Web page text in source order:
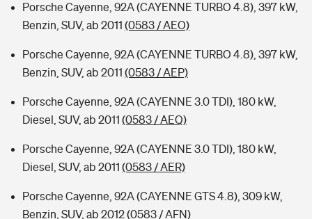
Porsche Cayenne, 92A (CAYENNE TURBO 4.8), 397 kW,
Benzin, SUV, ab 2011 (0583 / AEO)
Porsche Cayenne, 92A (CAYENNE TURBO 4.8), 397 kW,
Benzin, SUV, ab 2011 (0583 / AEP)
Porsche Cayenne, 92A (CAYENNE 3.0 TDI), 180 kW,
Diesel, SUV, ab 2011 (0583 / AEQ)
Porsche Cayenne, 92A (CAYENNE 3.0 TDI), 180 kW,
Diesel, SUV, ab 2011 (0583 / AER)
Porsche Cayenne, 92A (CAYENNE GTS 4.8), 309 kW,
Benzin, SUV, ab 2012(0583 / AFN)